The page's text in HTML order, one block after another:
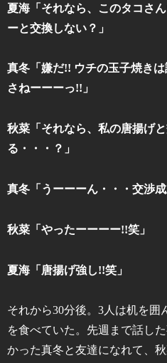
夏海「それなら、このタコさ
ーと交換しない？」
真冬「嫌だ!! ウチの玉子焼き
さねーーーっ!!」
秋菜「それなら、私の唐揚げ
る・・・？」
真冬「うーーーん・・・交渉成
秋菜「やったーーーー!!笑」
夏海「唐揚げ強し!!笑」
それから30分後。3人は机を囲
を食べていた。先週まで話し
かった真冬と友達になれて、